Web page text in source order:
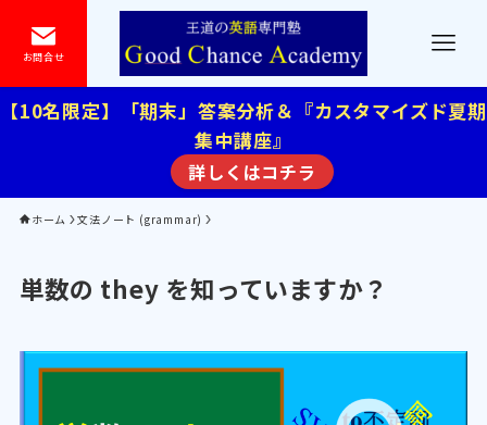
お問合せ
【10名限定】「期末」答案分析＆『カスタマイズド夏期
集中講座』
詳しくはコチラ
ホーム 文法ノート (grammar)
単数の they を知っていますか？